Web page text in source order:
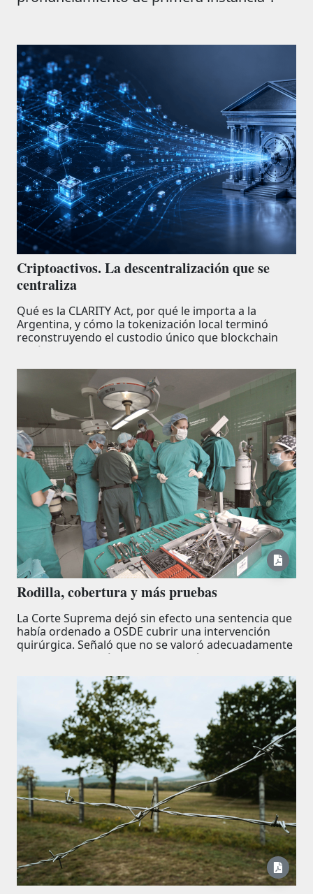
Criptoactivos. La descentralización que se
centraliza
Qué es la CLARITY Act, por qué le importa a la
Argentina, y cómo la tokenización local terminó
reconstruyendo el custodio único que blockchain
había prometido eliminar.
Rodilla, cobertura y más pruebas
La Corte Suprema dejó sin efecto una sentencia que
había ordenado a OSDE cubrir una intervención
quirúrgica. Señaló que no se valoró adecuadamente
la evidencia científica ni se justificó la cobertura en